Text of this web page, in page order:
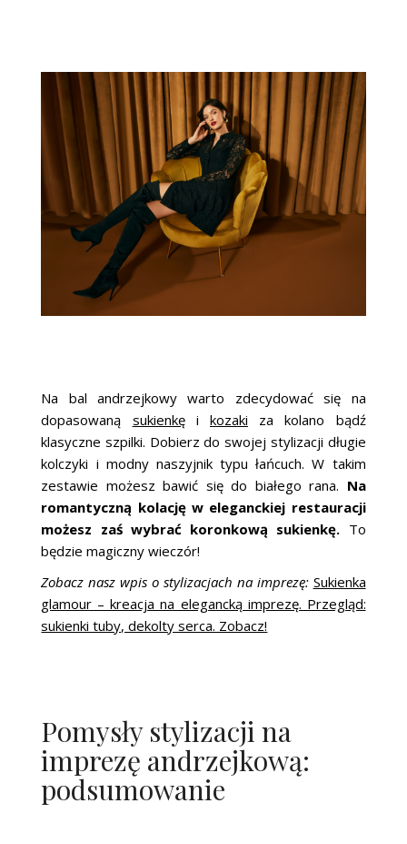
Na bal andrzejkowy warto zdecydować się na
dopasowaną sukienkęi kozaki za kolano bądź
klasyczne szpilki. Dobierz do swojej stylizacji długie
kolczyki i modny naszyjnik typu łańcuch. W takim
zestawie możesz bawić się do białego rana. Na
romantyczną kolację w eleganckiej restauracji
możesz zaś wybrać koronkową sukienkę. To
będzie magiczny wieczór!
Zobacz nasz wpis o stylizacjach na imprezę: Sukienka
glamour – kreacja na elegancką imprezę. Przegląd:
sukienki tuby, dekolty serca. Zobacz!
Pomysły stylizacji na
imprezę andrzejkową:
podsumowanie